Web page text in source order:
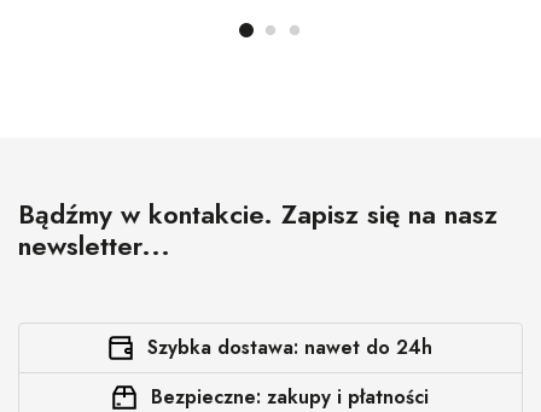
Bądźmy w kontakcie. Zapisz się na nasz
newsletter...
Szybka dostawa: nawet do 24h
Bezpieczne: zakupy i płatności